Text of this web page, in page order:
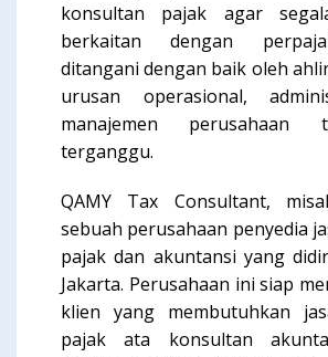
konsultan pajak agar
berkaitan dengan
ditangani dengan baik oleh
urusan operasional,
manajemen perusahaan
terganggu.
QAMY Tax Consultant,
sebuah perusahaan penyedia
pajak dan akuntansi yang
Jakarta. Perusahaan ini siap
klien yang membutuhkan
pajak ata konsultan